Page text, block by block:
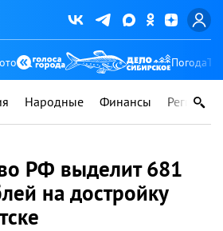
Погода
Народные Финансы Регионы
РФ выделит 681
на достройку